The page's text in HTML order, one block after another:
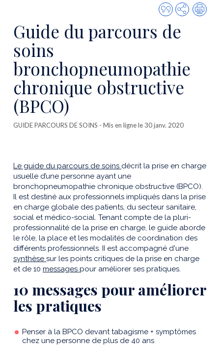
Citer
cette
publication
Partager
Guide du parcours de
soins
bronchopneumopathie
chronique obstructive
(BPCO)
GUIDE PARCOURS DE SOINS - Mis en ligne le 30 janv. 2020
Le guide du parcours de soins décrit la prise en charge
usuelle d’une personne ayant une
bronchopneumopathie chronique obstructive (BPCO).
Il est destiné aux professionnels impliqués dans la prise
en charge globale des patients, du secteur sanitaire,
social et médico-social. Tenant compte de la pluri-
professionnalité de la prise en charge, le guide aborde
le rôle, la place et les modalités de coordination des
différents professionnels. II est accompagné d'une
synthèse sur les points critiques de la prise en charge
et de 10 messages pour améliorer ses pratiques.
10 messages pour améliorer
les pratiques
Penser à la BPCO devant tabagisme + symptômes
chez une personne de plus de 40 ans